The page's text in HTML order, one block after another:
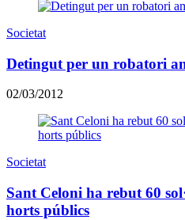
Societat
Detingut per un robatori
02/03/2012
Societat
Sant Celoni ha rebut 60
horts públics